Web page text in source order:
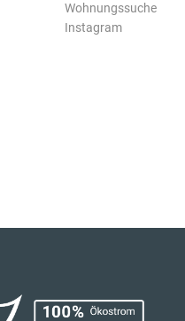
Wohnungssuche
Instagram